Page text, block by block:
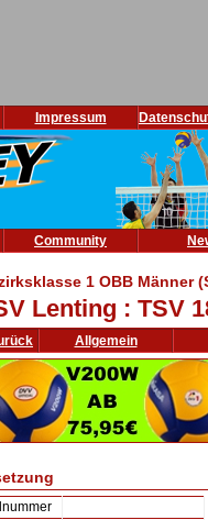
Impressum
Community
1 OBB Männer
Lenting : TSV
Allgemein